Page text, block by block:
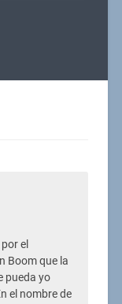
el
Boom que la
pueda yo
el nombre de